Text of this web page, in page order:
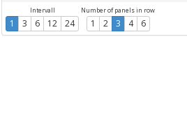
Intervall
1 3 6 12 24
Number of panels in row
1 2 3 4 6